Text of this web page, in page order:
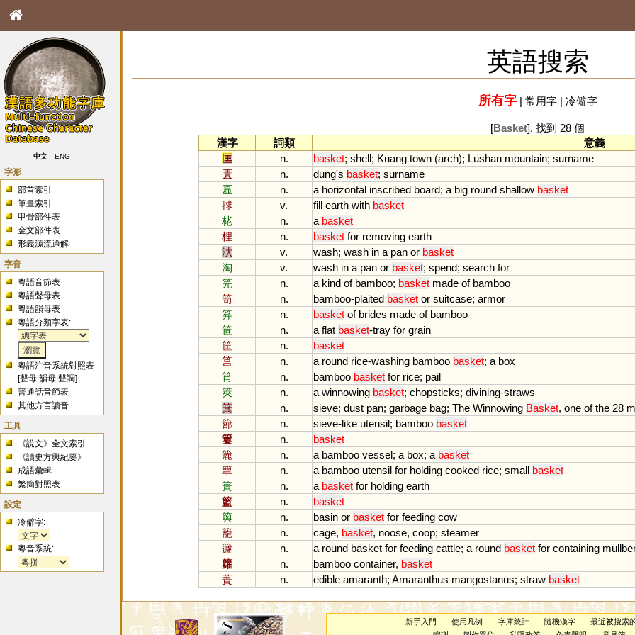
中文 ENG
字形
部首索引
筆畫索引
甲骨部件表
金文部件表
形義源流通解
字音
粵語音節表
粵語聲母表
粵語韻母表
粵語分類字表:
粵語注音系統對照表
[聲母 |韻母 |聲調]
普通話音節表
其他方言讀音
工具
《說文》全文索引
《讀史方輿紀要》
成語彙輯
繁簡對照表
設定
冷僻字:
粵音系統:
英語搜索
所有字| 常用字| 冷僻字
[Basket], 找到 28 個
漢字
詞類
意義
匡
n. basket; shell; Kuang town (arch); Lushan mountain; surname
匱
n. dung's basket; surname
匾
n. a horizontal inscribed board; a big round shallow basket
捄
v. fill earth with basket
栳
n. a basket
梩
n. basket for removing earth
汏
v. wash; wash in a pan or basket
淘
v. wash in a pan or basket; spend; search for
笎
n. a kind of bamboo; basket made of bamboo
笥
n. bamboo-plaited basket or suitcase; armor
笲
n. basket of brides made of bamboo
笸
n. a flat basket-tray for grain
筐
n.
basket
筥
n. a round rice-washing bamboo basket; a box
筲
n. bamboo basket for rice; pail
筴
n. a winnowing basket; chopsticks; divining-straws
箕
n. sieve; dust pan; garbage bag; The Winnowing Basket, one of the 28
篰
n. sieve-like utensil; bamboo basket
簍
n.
basket
簏
n. a bamboo vessel; a box; a basket
簞
n. a bamboo utensil for holding cooked rice; small basket
簣
n. a basket for holding earth
籃
n.
basket
籅
n. basin or basket for feeding cow
籠
n. cage, basket, noose, coop; steamer
籧
n. a round basket for feeding cattle; a round basket for containing
籮
n. bamboo container, basket
蕢
n. edible amaranth; Amaranthus mangostanus; straw basket
新手入門 使用凡例 字庫統計 隨機漢字
最近被搜索